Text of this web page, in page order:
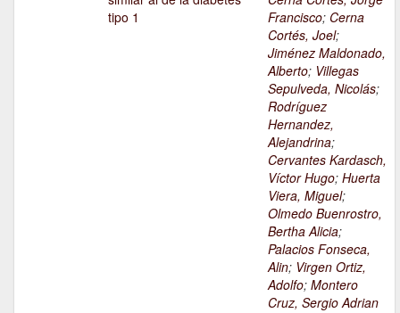
tipo 1
Francisco; Cerna
Cortés, Joel;
Jiménez Maldonado,
Alberto; Villegas
Sepulveda, Nicolás;
Rodríguez
Hernandez,
Alejandrina;
Cervantes Kardasch,
Víctor Hugo; Huerta
Viera, Miguel;
Olmedo Buenrostro,
Bertha Alicia;
Palacios Fonseca,
Alin; Virgen Ortiz,
Adolfo; Montero
Cruz, Sergio Adrian